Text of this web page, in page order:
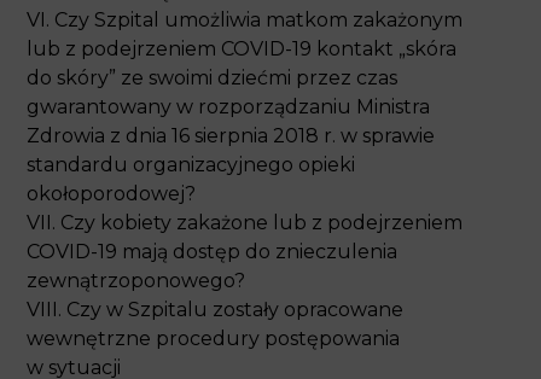
z podejrzeniem COVID-19 kontakt „skóra do skóry”
ze swoimi dziećmi przez czas gwarantowany
w rozporządzaniu Ministra Zdrowia z dnia
16 sierpnia 2018 r. w sprawie standardu
organizacyjnego opieki okołoporodowej?
VII. Czy kobiety zakażone lub z podejrzeniem
COVID-19 mają dostęp do znieczulenia
zewnątrzoponowego?
VIII. Czy w Szpitalu zostały opracowane
wewnętrzne procedury postępowania w sytuacji
zakażenia/podejrzenia zakażeniem COVID-
19 dotyczące postępowania w porodzie i podczas
pobytu kobiety i noworodka na oddziale